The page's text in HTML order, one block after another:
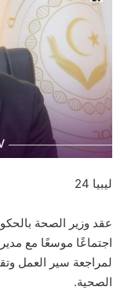
ليبيا 24
عقد وزير الصحة
اجتماعًا موسعًا مع
لمراجعة سير العمل
الصحية.